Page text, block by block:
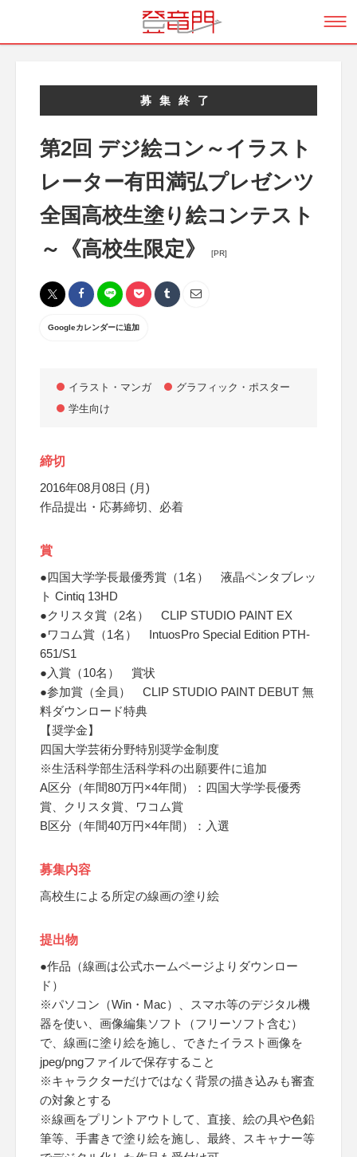
募集終了
第2回 デジ絵コン～イラスト
レーター有田満弘プレゼンツ
全国高校生塗り絵コンテスト
～《高校生限定》
[PR]
Googleカレンダーに追加
イラスト・マンガ
グラフィック・ポスター
学生向け
締切
2016年08月08日 (月)
作品提出・応募締切、必着
賞
●四国大学学長最優秀賞（1名） 液晶ペンタブレッ
ト Cintiq 13HD
●クリスタ賞（2名） CLIP STUDIO PAINT EX
●ワコム賞（1名） IntuosPro Special Edition PTH-
651/S1
●入賞（10名） 賞状
●参加賞（全員） CLIP STUDIO PAINT DEBUT 無
料ダウンロード特典
【奨学金】
四国大学芸術分野特別奨学金制度
※生活科学部生活科学科の出願要件に追加
A区分（年間80万円×4年間）：四国大学学長優秀
賞、クリスタ賞、ワコム賞
B区分（年間40万円×4年間）：入選
募集内容
高校生による所定の線画の塗り絵
提出物
●作品（線画は公式ホームページよりダウンロー
ド）
※パソコン（Win・Mac）、スマホ等のデジタル機
器を使い、画像編集ソフト（フリーソフト含む）
で、線画に塗り絵を施し、できたイラスト画像を
jpeg/pngファイルで保存すること
※キャラクターだけではなく背景の描き込みも審査
の対象とする
※線画をプリントアウトして、直接、絵の具や色鉛
筆等、手書きで塗り絵を施し、最終、スキャナー等